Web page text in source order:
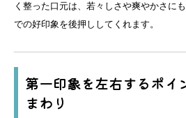
く整った口元は、若々しさや爽やかさに
での好印象を後押ししてくれます。
第一印象を左右するポイ
まわり